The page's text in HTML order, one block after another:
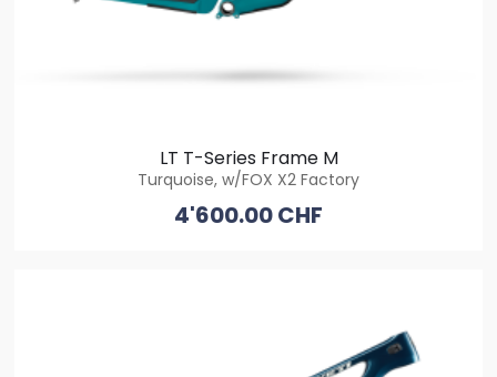
LT T-Series Frame M
Turquoise, w/FOX X2 Factory
4'600.00 CHF